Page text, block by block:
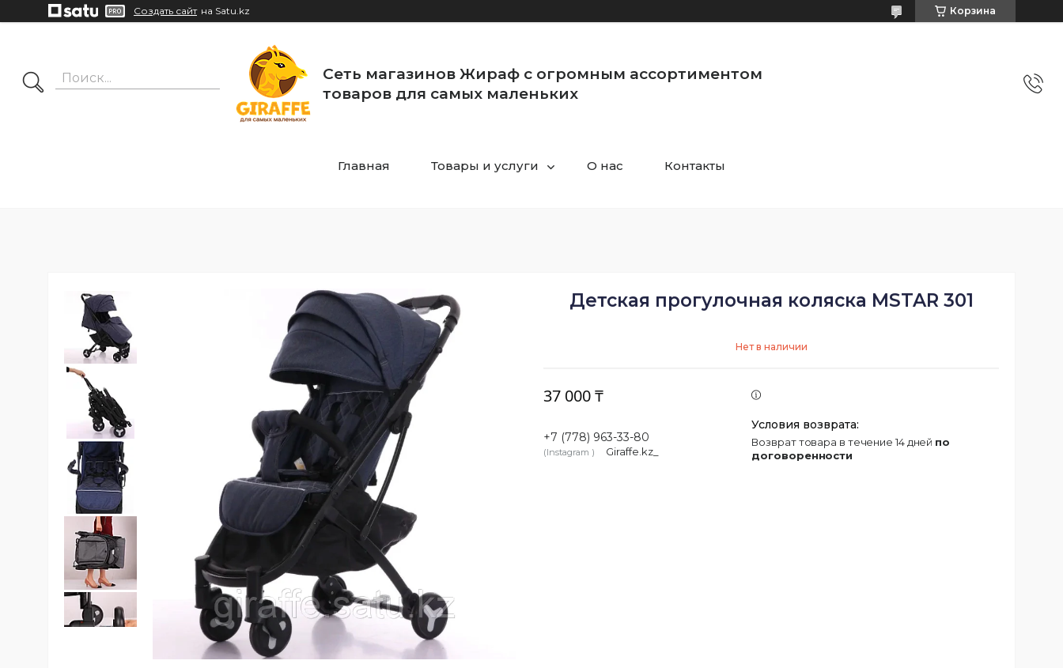
Создать сайт на Satu.kz Корзина
Сеть магазинов Жираф с огромным ассортиментом
товаров для самых маленьких
Главная Товары и услуги О нас Контакты
Детская прогулочная коляска MSTAR 301
Нет в наличии
37 000 ₸
+7 (778) 963-33-80
Instagram Giraffe.kz_
возврат товара в течение 14 дней по
договоренности